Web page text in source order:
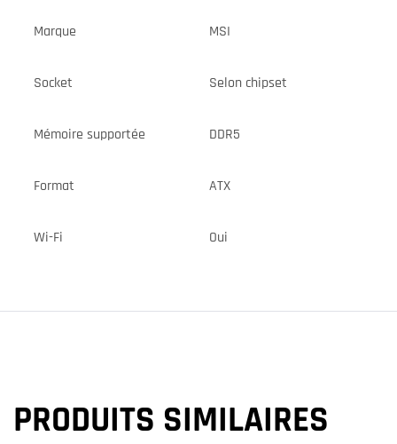
Marque MSI
Socket Selon chipset
Mémoire supportée DDR5
Format ATX
Wi-Fi Oui
PRODUITS SIMILAIRES